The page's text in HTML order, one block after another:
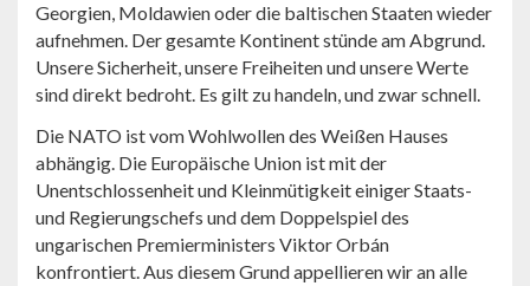
Georgien, Moldawien oder die baltischen Staaten wieder
aufnehmen. Der gesamte Kontinent stünde am Abgrund.
Unsere Sicherheit, unsere Freiheiten und unsere Werte
sind direkt bedroht. Es gilt zu handeln, und zwar schnell.
Die NATO ist vom Wohlwollen des Weißen Hauses
abhängig. Die Europäische Union ist mit der
Unentschlossenheit und Kleinmütigkeit einiger Staats-
und Regierungschefs und dem Doppelspiel des
ungarischen Premierministers Viktor Orbán
konfrontiert. Aus diesem Grund appellieren wir an alle